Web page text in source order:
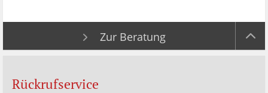
Zur Beratung
Rückrufservice